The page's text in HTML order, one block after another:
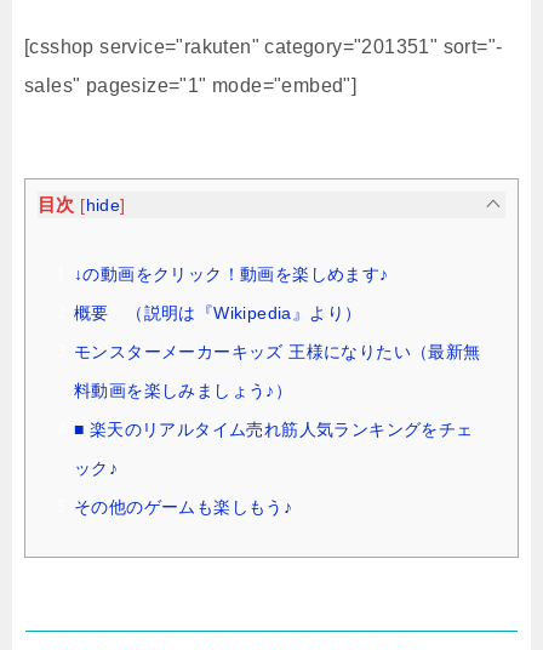
[csshop service="rakuten" category="201351" sort="-
sales" pagesize="1" mode="embed"]
目次 [ hide]
↓の動画をクリック！動画を楽しめます♪
概要 （説明は『Wikipedia』より）
モンスターメーカーキッズ 王様になりたい（最新無
料動画を楽しみましょう♪）
■ 楽天のリアルタイム売れ筋人気ランキングをチェ
ック♪
その他のゲームも楽しもう♪